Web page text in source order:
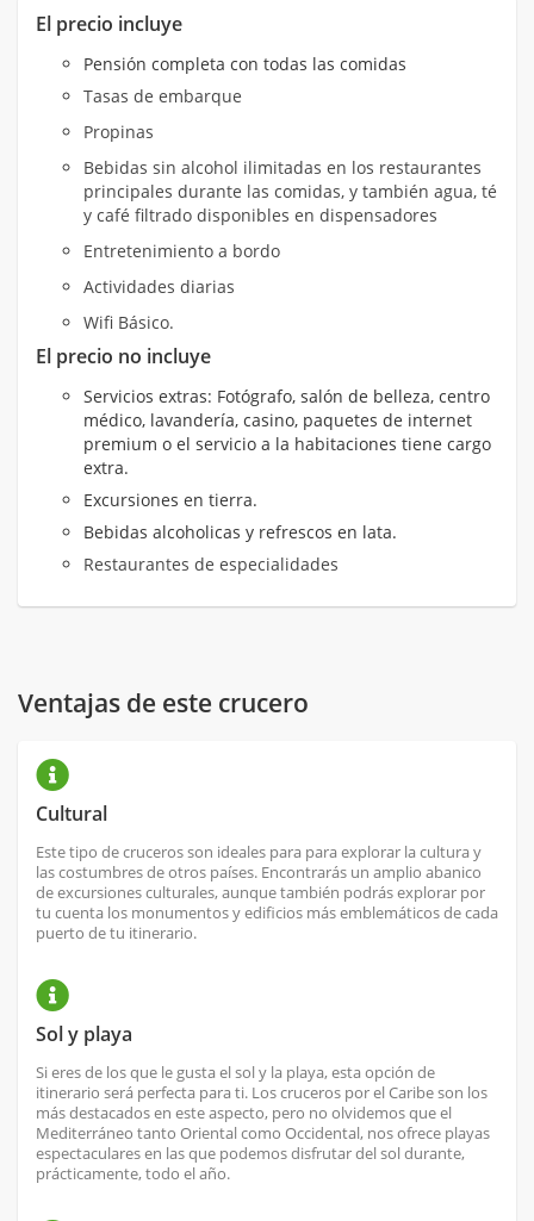
El precio incluye
Pensión completa con todas las comidas
Tasas de embarque
Propinas
Bebidas sin alcohol ilimitadas en los restaurantes
principales durante las comidas, y también agua, té
y café filtrado disponibles en dispensadores
Entretenimiento a bordo
Actividades diarias
Wifi Básico.
El precio no incluye
Servicios extras: Fotógrafo, salón de belleza, centro
médico, lavandería, casino, paquetes de internet
premium o el servicio a la habitaciones tiene cargo
extra.
Excursiones en tierra.
Bebidas alcoholicas y refrescos en lata.
Restaurantes de especialidades
Ventajas de este crucero
Cultural
Este tipo de cruceros son ideales para para explorar la cultura y
las costumbres de otros países. Encontrarás un amplio abanico
de excursiones culturales, aunque también podrás explorar por
tu cuenta los monumentos y edificios más emblemáticos de cada
puerto de tu itinerario.
Sol y playa
Si eres de los que le gusta el sol y la playa, esta opción de
itinerario será perfecta para ti. Los cruceros por el Caribe son los
más destacados en este aspecto, pero no olvidemos que el
Mediterráneo tanto Oriental como Occidental, nos ofrece playas
espectaculares en las que podemos disfrutar del sol durante,
prácticamente, todo el año.